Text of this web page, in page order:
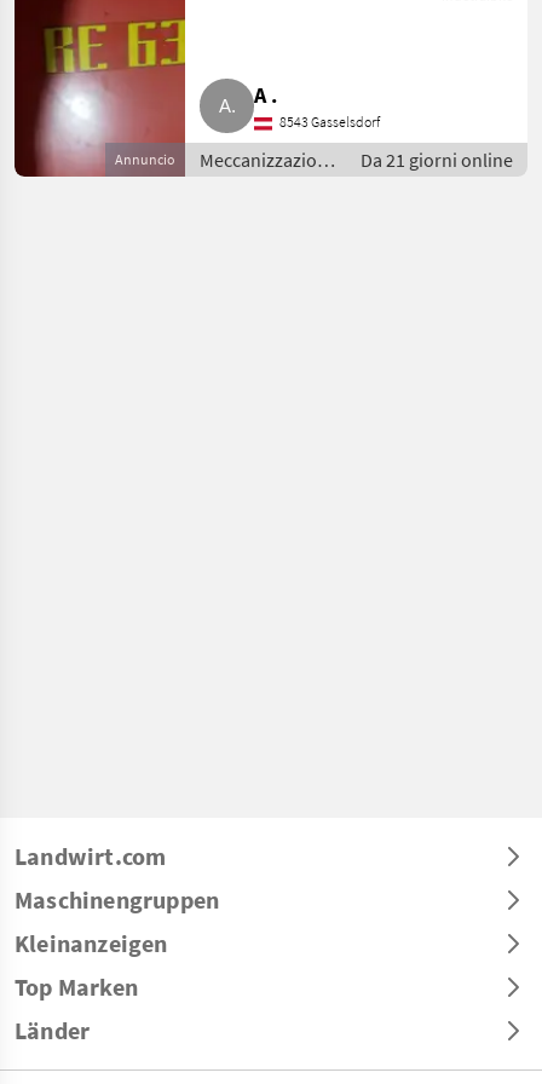
Annuncio
A .
8543 Gasselsdorf
Meccanizzazione
interna /
Da 21 giorni online
Landwirt.com
Maschinengruppen
Kleinanzeigen
Top Marken
Länder